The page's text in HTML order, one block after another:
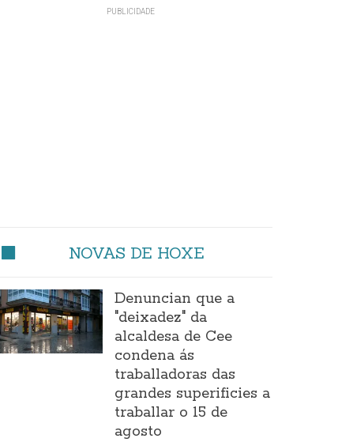
NOVAS DE HOXE
Denuncian que a
"deixadez" da
alcaldesa de Cee
condena ás
traballadoras das
grandes superificies a
traballar o 15 de
agosto